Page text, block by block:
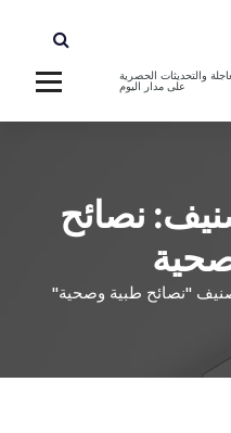
والتحديثات الحصرية
على مدار اليوم
نصائح
"نصائح طبية وصحية"